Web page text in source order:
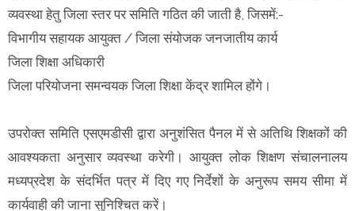
व्यवस्था हेतु जिला स्तर पर समिति गठित की जाती है, जिसमें:-
विभागीय सहायक आयुक्त / जिला संयोजक जनजातीय कार्य
जिला शिक्षा अधिकारी
जिला परियोजना समन्वयक जिला शिक्षा केंद्र शामिल होंगे।
उपरोक्त समिति एसएमडीसी द्वारा अनुशंसित पैनल में से अतिथि शिक्षकों की
आवश्यकता अनुसार व्यवस्था करेगी। आयुक्त लोक शिक्षण संचालनालय
मध्यप्रदेश के संदर्भित पत्र में दिए गए निर्देशों के अनुरूप समय सीमा में
कार्यवाही की जाना सुनिश्चित करें।